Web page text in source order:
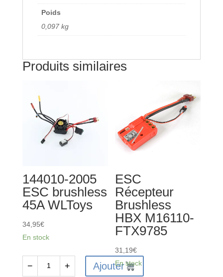
Poids
0,097 kg
Produits similaires
144010-2005
ESC brushless
45A WLToys
34,95€
En stock
− + Ajouter
ESC
Récepteur
Brushless
HBX M16110-
FTX9785
31,19€
En stock